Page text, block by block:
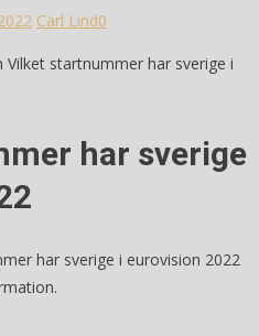
Carl Lind0
startnummer har sverige i
har sverige
har sverige i eurovision 2022